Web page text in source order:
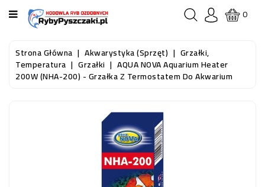
KATEGORIA
STRONA
GŁÓWNA
0
Strona Główna Akwarystyka (sprzęt) Grzałki,
Temperatura Grzałki AQUA NOVA Aquarium Heater
200W (NHA-200) - Grzałka Z Termostatem Do Akwarium